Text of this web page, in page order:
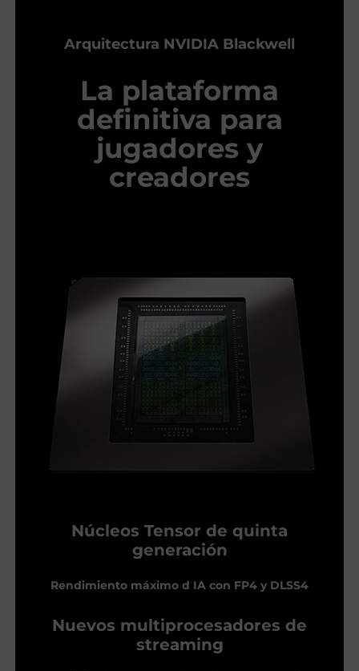
Arquitectura NVIDIA Blackwell
La plataforma
definitiva para
jugadores y
creadores
Núcleos Tensor de quinta
generación
Rendimiento máximo d IA con FP4 y DLSS4
Nuevos multiprocesadores de
streaming